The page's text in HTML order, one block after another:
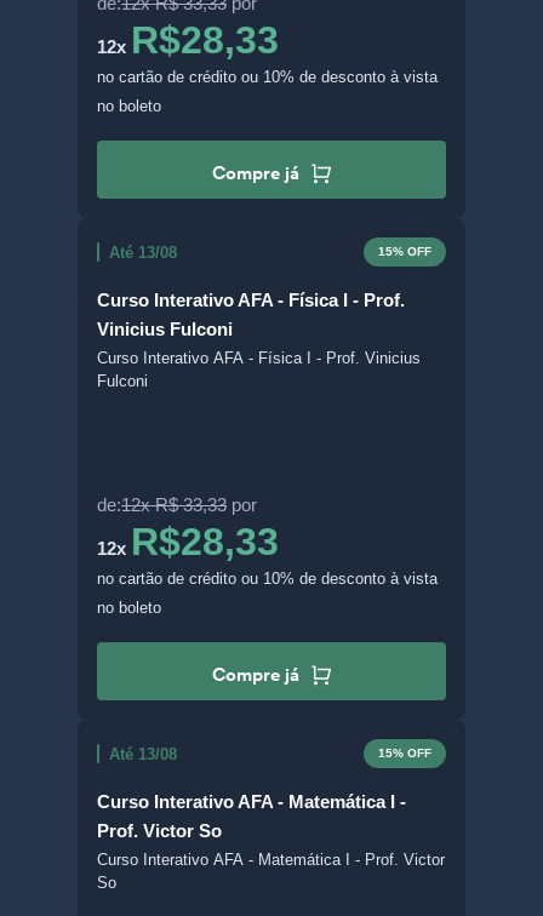
12x R$28,33
no cartão de crédito ou 10% de desconto à vista
no boleto
Compre já
Até 13/08 15% OFF
Curso Interativo AFA - Física I - Prof.
Vinicius Fulconi
Curso Interativo AFA - Física I - Prof. Vinicius
Fulconi
de:12x R$ 33,33 por
12x R$28,33
no cartão de crédito ou 10% de desconto à vista
no boleto
Compre já
Até 13/08 15% OFF
Curso Interativo AFA - Matemática I -
Prof. Victor So
Curso Interativo AFA - Matemática I - Prof. Victor
So